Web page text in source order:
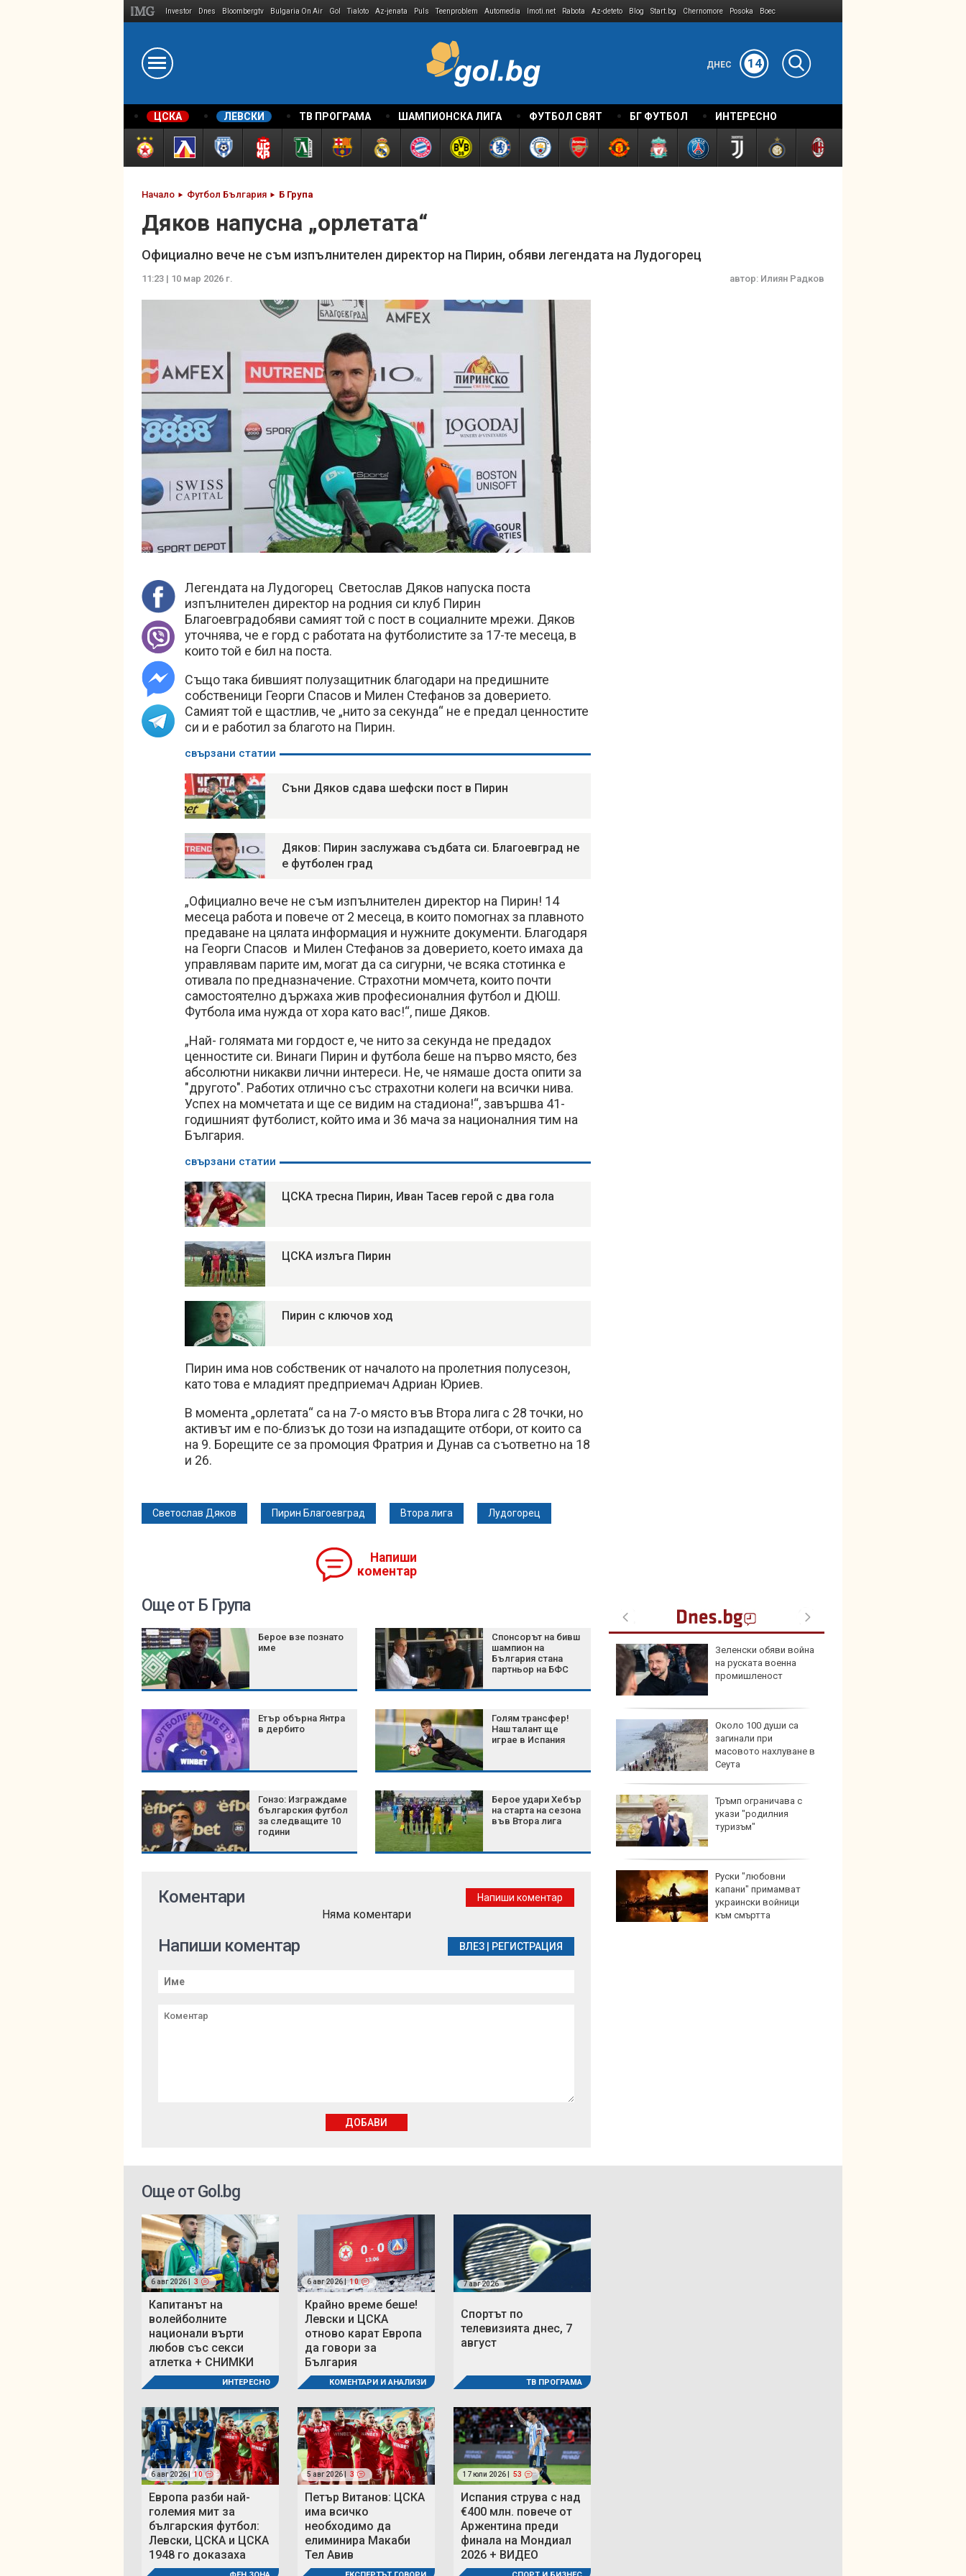
Investor Dnes Bloombergtv Bulgaria On Air Gol Tialoto Az-jenata Puls Teenproblem Automedia Imoti.net Rabota Az-deteto Blog Start.bg Chernomore Posoka Boec
ДНЕС 14
ЦСКА ЛЕВСКИ ТВ ПРОГРАМА ШАМПИОНСКА ЛИГА ФУТБОЛ СВЯТ БГ ФУТБОЛ ИНТЕРЕСНО
Начало Футбол България Б Група
Дяков напусна „орлетата“
Официално вече не съм изпълнителен директор на Пирин, обяви легендата на Лудогорец
11:23 | 10 мар 2026 г. автор: Илиян Радков
Легендата на Лудогорец Светослав Дяков напуска поста
изпълнителен директор на родния си клуб Пирин
Благоевградобяви самият той с пост в социалните мрежи. Дяков
уточнява, че е горд с работата на футболистите за 17-те месеца, в
които той е бил на поста.
Също така бившият полузащитник благодари на предишните
собственици Георги Спасов и Милен Стефанов за доверието.
Самият той е щастлив, че „нито за секунда“ не е предал ценностите
си и е работил за благото на Пирин.
свързани статии
Съни Дяков сдава шефски пост в Пирин
Дяков: Пирин заслужава съдбата си. Благоевград не
е футболен град
„Официално вече не съм изпълнителен директор на Пирин! 14
месеца работа и повече от 2 месеца, в които помогнах за плавното
предаване на цялата информация и нужните документи. Благодаря
на Георги Спасов и Милен Стефанов за доверието, което имаха да
управлявам парите им, могат да са сигурни, че всяка стотинка е
отивала по предназначение. Страхотни момчета, които почти
самостоятелно държаха жив професионалния футбол и ДЮШ.
Футбола има нужда от хора като вас!“, пише Дяков.
„Най- голямата ми гордост е, че нито за секунда не предадох
ценностите си. Винаги Пирин и футбола беше на първо място, без
абсолютни никакви лични интереси. Не, че нямаше доста опити за
"другото". Работих отлично със страхотни колеги на всички нива.
Успех на момчетата и ще се видим на стадиона!“, завършва 41-
годишният футболист, който има и 36 мача за националния тим на
България.
свързани статии
ЦСКА тресна Пирин, Иван Тасев герой с два гола
ЦСКА излъга Пирин
Пирин с ключов ход
Пирин има нов собственик от началото на пролетния полусезон,
като това е младият предприемач Адриан Юриев.
В момента „орлетата“ са на 7-о място във Втора лига с 28 точки, но
активът им е по-близък до този на изпадащите отбори, от които са
на 9. Борещите се за промоция Фратрия и Дунав са съответно на 18
и 26.
Светослав Дяков Пирин Благоевград Втора лига Лудогорец
Напиши
коментар
Още от Б Група
Берое взе познато
име
Спонсорът на бивш
шампион на
България стана
партньор на БФС
Етър обърна Янтра
в дербито
Голям трансфер!
Наш талант ще
играе в Испания
Гонзо: Изграждаме
българския футбол
за следващите 10
години
Берое удари Хебър
на старта на сезона
във Втора лига
4 зодии ще се радват
на финансов късмет
до края на 2026 г.
14-годишен уби най-
малко двама души в
Зеленски разпореди
нови операции срещу
Русия и обяви помощ
"родилния туризъм" и
очаква край на
Зеленски обяви война
на руската военна
промишленост
Около 100 души са
загинали при
масовото нахлуване в
Сеута
Тръмп ограничава с
укази "родилния
туризъм"
Руски "любовни
капани" примамват
украински войници
към смъртта
Коментари Напиши коментар
Няма коментари
Напиши коментар ВЛЕЗ РЕГИСТРАЦИЯ
ДОБАВИ
Още от Gol.bg
6 авг 2026 | 3
Капитанът на
волейболните
национали върти
любов със секси
атлетка + СНИМКИ
ИНТЕРЕСНО
6 авг 2026 | 10
Крайно време беше!
Левски и ЦСКА
отново карат Европа
да говори за
България
КОМЕНТАРИ И АНАЛИЗИ
7 авг 2026
Спортът по
телевизията днес, 7
август
ТВ ПРОГРАМА
6 авг 2026 | 10
Европа разби най-
големия мит за
българския футбол:
Левски, ЦСКА и ЦСКА
1948 го доказаха
5 авг 2026 | 3
Петър Витанов: ЦСКА
има всичко
необходимо да
елиминира Макаби
Тел Авив
17 юли 2026 | 53
Испания струва с над
€400 млн. повече от
Аржентина преди
финала на Мондиал
2026 + ВИДЕО